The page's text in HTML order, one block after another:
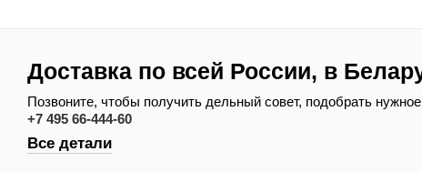
Доставка по всей России, в
Позвоните, чтобы получить дельный совет, подобрать
+7 495 66-444-60
Все детали